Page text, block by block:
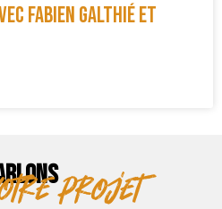
Fabien Galthié et
projet